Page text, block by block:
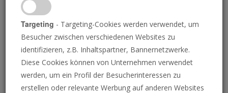
seconds
Download MP3 (3.44 Mb)
Transkript
Militärübungen
Targeting - Targeting-Cookies werden verwendet, um
Besucher zwischen verschiedenen Websites zu
identifizieren, z.B. Inhaltspartner, Bannernetzwerke.
Diese Cookies können von Unternehmen verwendet
werden, um ein Profil der Besucherinteressen zu
erstellen oder relevante Werbung auf anderen Websites